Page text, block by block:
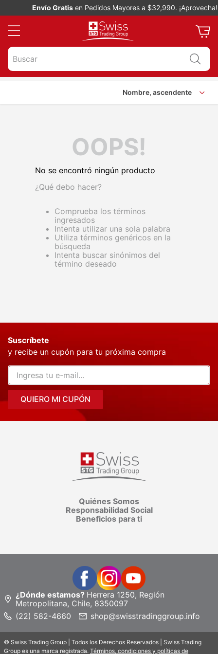
Envío Gratisen Pedidos Mayores a $32,990. ¡Aprovecha!
Buscar
Nombre, ascendente
OOPS!
No se encontró ningún producto
¿Qué debo hacer?
Comprueba los términos
ingresados
Intenta utilizar una sola palabra
Utiliza términos genéricos en la
búsqueda
Intenta buscar sinónimos del
término deseado
Suscríbete
y recibe un cupón para tu próxima compra
QUIERO MI CUPÓN
Quiénes Somos
Responsabilidad Social
Beneficios para ti
¿Dónde estamos? Herrera 1250, Región
Metropolitana, Chile, 8350097
(22) 582-4660
shop@swisstradinggroup.info
© Swiss Trading Group | Todos los Derechos Reservados | Swiss Trading
Group es una marca registrada. Términos, condiciones y políticas de